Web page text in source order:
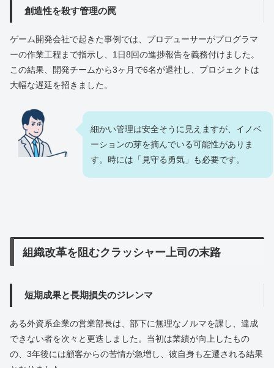
創造性を殺す管理の罠
ゲーム開発会社で起きた事例では、プロデューサーがプログラマ
ーの作業工程まで指示し、1日8回の進捗報告を義務付けました。
この結果、開発チームから3ヶ月で6名が退社し、プロジェクトは
大幅な遅延を招きました。
細かい管理は安全そうに見えますが、イノベ
ーションの芽を摘んでいる可能性がありま
す。時には「見守る勇気」も必要です。
組織改革を阻むクラッシャー上司の末路
短期成果と長期損失のジレンマ
ある外資系企業の営業部長は、部下に無理なノルマを課し、達成
できない者を次々と更迭しました。当初は業績が向上したもの
の、3年後には顧客からの苦情が急増し、彼自身も左遷される結果